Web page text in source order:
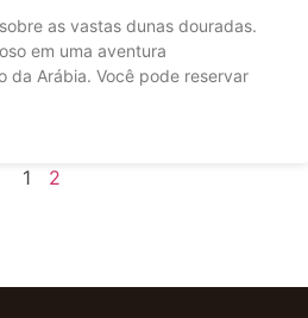
as vastas dunas douradas.
em uma aventura
da Arábia. Você pode reservar
1 2